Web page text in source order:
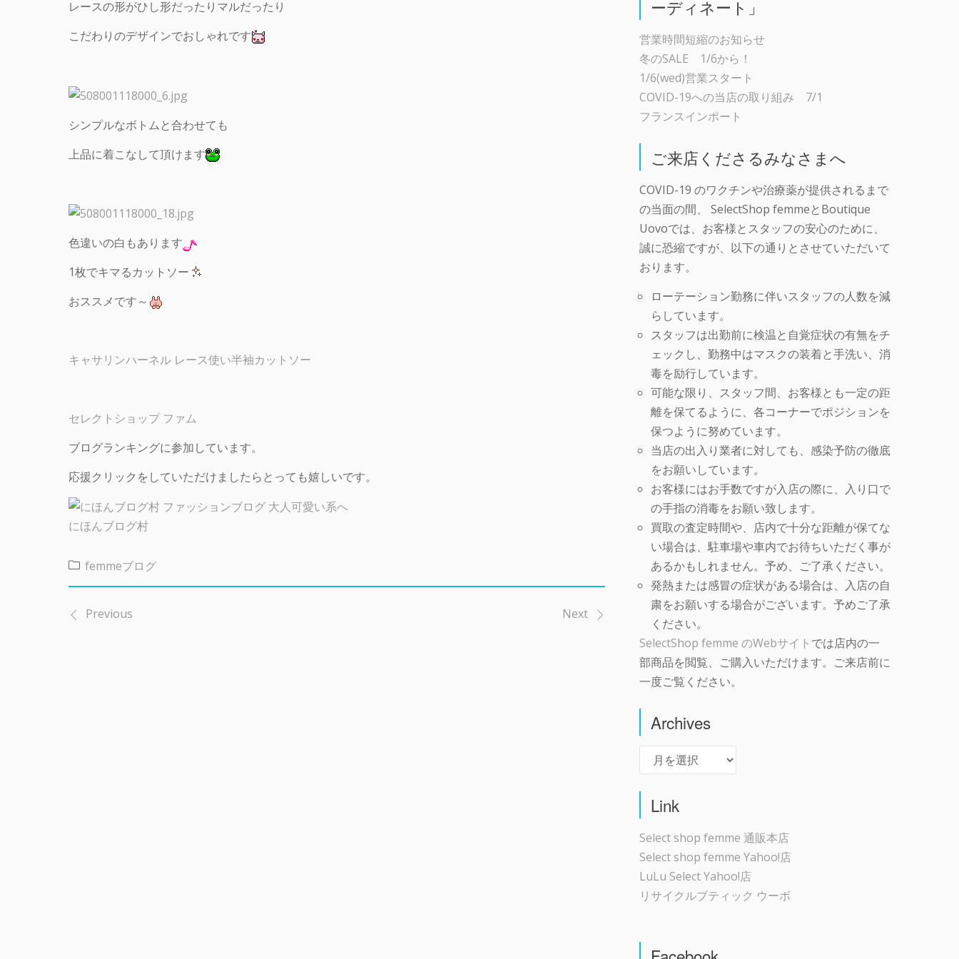
レースの形がひし形だったりマルだったり
こだわりのデザインでおしゃれです
シンプルなボトムと合わせても
上品に着こなして頂けます
色違いの白もあります
1枚でキマるカットソー
おススメです～
キャサリンハーネル レース使い半袖カットソー
セレクトショップ ファム
ブログランキングに参加しています。
応援クリックをしていただけましたらとっても嬉しいです。
にほんブログ村
femmeブログ
投Previous Next
ーディネート」
営業時間短縮のお知らせ
冬のSALE 1/6から！
1/6(wed)営業スタート
COVID-19への当店の取り組み 7/1
フランスインポート
ご来店くださるみなさまへ
COVID-19 のワクチンや治療薬が提供されるまで
の当面の間、 SelectShop femmeとBoutique
Uovoでは、お客様とスタッフの安心のために、
誠に恐縮ですが、以下の通りとさせていただいて
おります。
ローテーション勤務に伴いスタッフの人数を減
らしています。
スタッフは出勤前に検温と自覚症状の有無をチ
ェックし、勤務中はマスクの装着と手洗い、消
毒を励行しています。
可能な限り、スタッフ間、お客様とも一定の距
離を保てるように、各コーナーでポジションを
保つように努めています。
当店の出入り業者に対しても、感染予防の徹底
をお願いしています。
お客様にはお手数ですが入店の際に、入り口で
の手指の消毒をお願い致します。
買取の査定時間や、店内で十分な距離が保てな
い場合は、駐車場や車内でお待ちいただく事が
あるかもしれません。予め、ご了承ください。
発熱または感冒の症状がある場合は、入店の自
粛をお願いする場合がございます。予めご了承
ください。
SelectShop femme のWebサイト では店内の一
部商品を閲覧、ご購入いただけます。ご来店前に
一度ご覧ください。
Archives
Link
Select shop femme 通販本店
Select shop femme Yahoo!店
LuLu Select Yahoo!店
リサイクルブティック ウーボ